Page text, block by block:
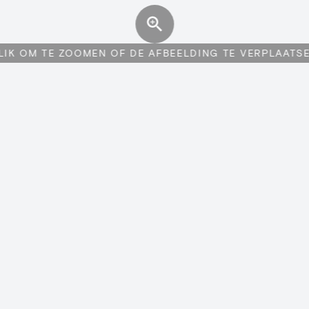
OM TE ZOOMEN OF DE AFBEELDING TE